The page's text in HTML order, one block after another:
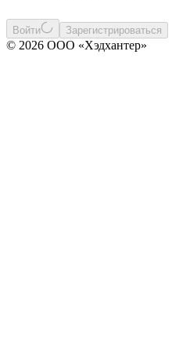
Войти Зарегистрироваться
© 2026 ООО «Хэдхантер»